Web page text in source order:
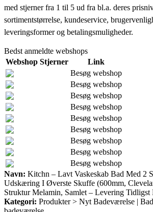
med stjerner fra 1 til 5 ud fra bl.a. deres
sortimentstørrelse, kundeservice,
leveringsformer og betalingsmuligheder.
Bedst anmeldte webshops
Webshop Stjerner
Link
Besøg webshop
Besøg webshop
Besøg webshop
Besøg webshop
Besøg webshop
Besøg webshop
Besøg webshop
Besøg webshop
Besøg webshop
Navn: Kitchn – Lavt Vaskeskab Bad Med 2
Udskæring I Øverste Skuffe (600mm,
Struktur Melamin, Samlet – Levering Tidligst
Kategori: Produkter > Nyt Badeværelse |